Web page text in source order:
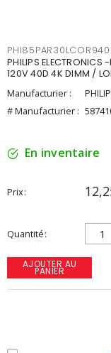
PHILIPS ELECTRONICS
120V 40D 4K DIMM /
Manufacturier :
# Manufacturier :
En inventaire
Prix
Quantité
AJOUTER AU
PANIER